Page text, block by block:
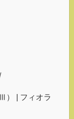
） | フィオラ